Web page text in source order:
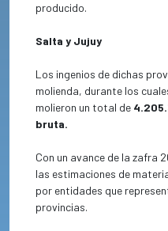
producido.
Salta y Jujuy
Los ingenios de dichas
molienda, durante los
molieron un total de
bruta.
Con un avance de la zafra
las estimaciones de
por entidades que
provincias.